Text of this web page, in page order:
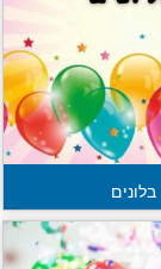
בלונים